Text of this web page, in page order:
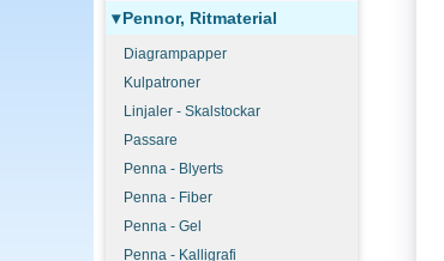
▾Pennor, Ritmaterial
Diagrampapper
Kulpatroner
Linjaler - Skalstockar
Passare
Penna - Blyerts
Penna - Fiber
Penna - Gel
Penna - Kalligrafi